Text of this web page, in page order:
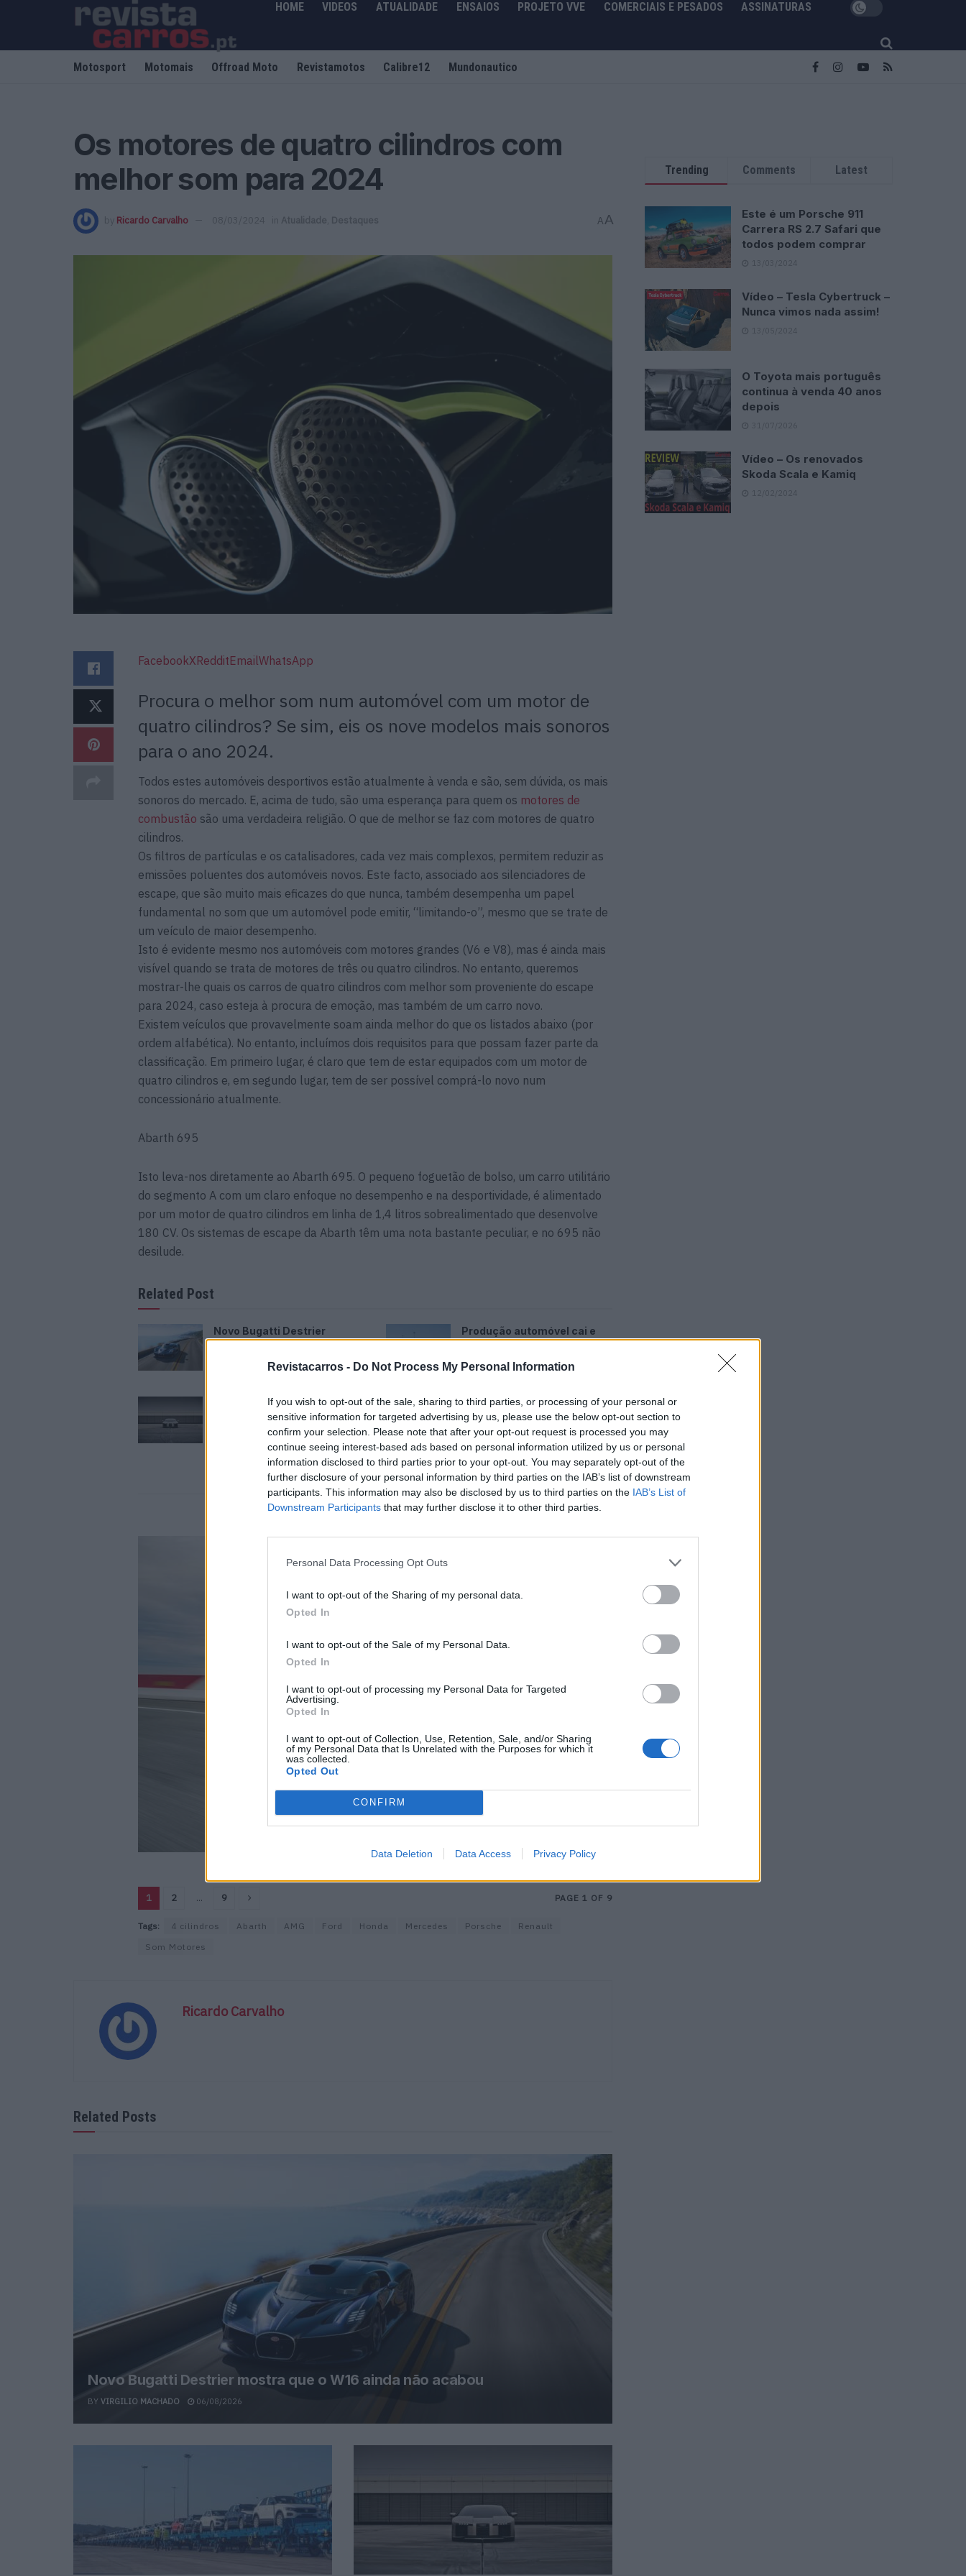
Revistacarros - Do Not Process My Personal Information
If you wish to opt-out of the sale, sharing to third parties, or processing of your personal or
sensitive information for targeted advertising by us, please use the below opt-out section to
confirm your selection. Please note that after your opt-out request is processed you may
continue seeing interest-based ads based on personal information utilized by us or personal
information disclosed to third parties prior to your opt-out. You may separately opt-out of the
further disclosure of your personal information by third parties on the IAB’s list of downstream
participants. This information may also be disclosed by us to third parties on the IAB’s List of
Downstream Participants that may further disclose it to other third parties.
Personal Data Processing Opt Outs
I want to opt-out of the Sharing of my personal data.
Opted In
I want to opt-out of the Sale of my Personal Data.
Opted In
I want to opt-out of processing my Personal Data for Targeted
Advertising.
Opted In
I want to opt-out of Collection, Use, Retention, Sale, and/or Sharing
of my Personal Data that Is Unrelated with the Purposes for which it
was collected.
Opted Out
CONFIRM
Data Deletion Data Access Privacy Policy
HOME VIDEOS ATUALIDADE ENSAIOS PROJETO VVE COMERCIAIS E PESADOS ASSINATURAS
Motosport Motomais Offroad Moto Revistamotos Calibre12 Mundonautico
Os motores de quatro cilindros com
melhor som para 2024
by Ricardo Carvalho 08/03/2024 in Atualidade Destaques AA
FacebookXRedditEmailWhatsApp
Procura o melhor som num automóvel com um motor de
quatro cilindros? Se sim, eis os nove modelos mais sonoros
para o ano 2024.
Todos estes automóveis desportivos estão atualmente à venda e são, sem dúvida, os mais
sonoros do mercado. E, acima de tudo, são uma esperança para quem os motores de
combustão são uma verdadeira religião. O que de melhor se faz com motores de quatro
cilindros.
Os filtros de partículas e os catalisadores, cada vez mais complexos, permitem reduzir as
emissões poluentes dos automóveis novos. Este facto, associado aos silenciadores de
escape, que são muito mais eficazes do que nunca, também desempenha um papel
fundamental no som que um automóvel pode emitir, “limitando-o”, mesmo que se trate de
um veículo de maior desempenho.
Isto é evidente mesmo nos automóveis com motores grandes (V6 e V8), mas é ainda mais
visível quando se trata de motores de três ou quatro cilindros. No entanto, queremos
mostrar-lhe quais os carros de quatro cilindros com melhor som proveniente do escape
para 2024, caso esteja à procura de emoção, mas também de um carro novo.
Existem veículos que provavelmente soam ainda melhor do que os listados abaixo (por
ordem alfabética). No entanto, incluímos dois requisitos para que possam fazer parte da
classificação. Em primeiro lugar, é claro que tem de estar equipados com um motor de
quatro cilindros e, em segundo lugar, tem de ser possível comprá-lo novo num
concessionário atualmente.
Abarth 695
Isto leva-nos diretamente ao Abarth 695. O pequeno foguetão de bolso, um carro utilitário
do segmento A com um claro enfoque no desempenho e na desportividade, é alimentado
por um motor de quatro cilindros em linha de 1,4 litros sobrealimentado que desenvolve
180 CV. Os sistemas de escape da Abarth têm uma nota bastante peculiar, e no 695 não
desilude.
Related Post
Novo Bugatti Destrier
mostra que o W16 ainda não
Produção automóvel cai e
deixa indústria à espera de
Audi criou o Nuvolari em
tempo recorde e promete
06/08/2026
Revuelto SV faz história no
Hockenheimring antes da
estreia
06/08/2026
PAGE 1 OF 9
1 2 ... 9
Tags: 4 cilindros Abarth AMG Ford Honda Mercedes Porsche
Renault
Som Motores
Ricardo Carvalho
Related Posts
Novo Bugatti Destrier mostra que o W16 ainda não acabou
BY VIRGILIO MACHADO 06/08/2026
Trending Comments Latest
Este é um Porsche 911
Carrera RS 2.7 Safari que
todos podem comprar
13/03/2024
Vídeo – Tesla Cybertruck –
Nunca vimos nada assim!
13/05/2024
O Toyota mais português
continua à venda 40 anos
depois
31/07/2026
Vídeo – Os renovados
Skoda Scala e Kamiq
12/02/2024